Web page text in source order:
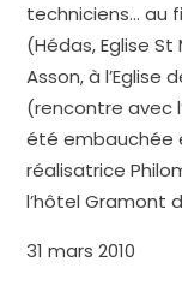
techniciens… au
(Hédas, Eglise
Asson, à l’Eglise
(rencontre avec
été embauchée
réalisatrice
l’hôtel Gramont
31 mars 2010